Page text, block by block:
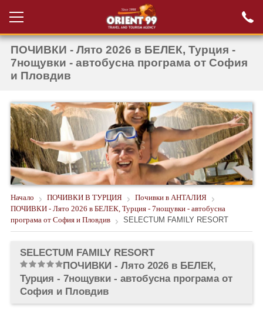
Вход за агенти
Проверка на
резервация
НОВА ГОДИНА ТУРЦИЯ
НОВА ГОДИНА
ПОЧИВКИ
КРУИЗИ
ЕКЗОТИКА
ЕКСКУРЗИИ
ОЩЕ
ЗА НАС
ФИРМЕНИ ДОКУМЕНТИ
ПОЧИВКИ - Лято 2026 в БЕЛЕК, Турция -
7нощувки - автобусна програма от София
и Пловдив
Начало ПОЧИВКИ В ТУРЦИЯ
Почивки в АНТАЛИЯ
ПОЧИВКИ - Лято 2026 в БЕЛЕК, Турция - 7нощувки - автобусна
програма от София и Пловдив
SELECTUM FAMILY RESORT
SELECTUM FAMILY RESORT
ПОЧИВКИ - Лято 2026 в БЕЛЕК,
Турция - 7нощувки - автобусна програма от
София и Пловдив